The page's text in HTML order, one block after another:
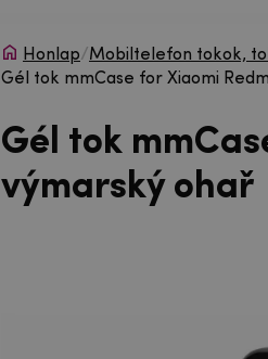
Honlap/Mobiltelefon tokok,
Gél tok mmCase for Xiaomi
Gél tok
výmarský ohař